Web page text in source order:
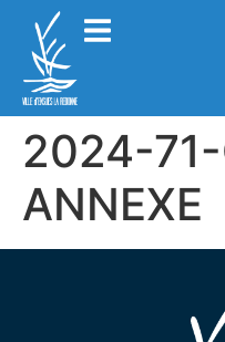
2024-
ANNEXE